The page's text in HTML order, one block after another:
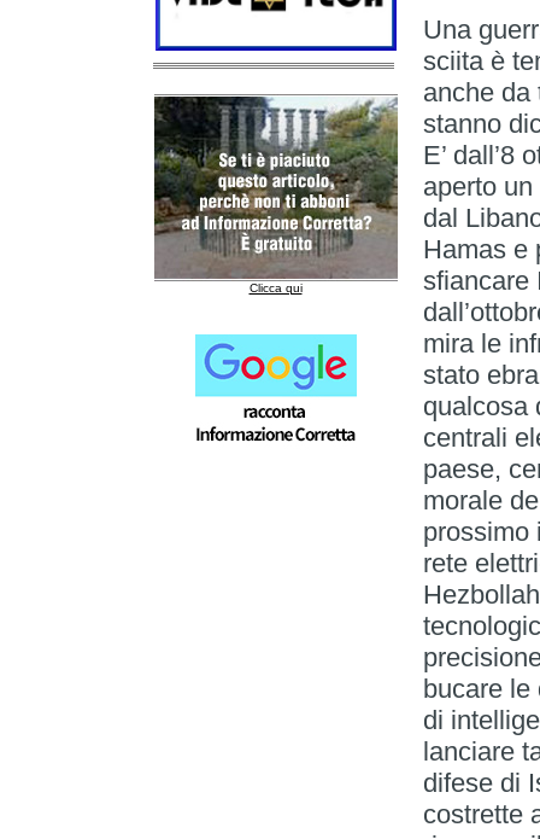
Clicca qui
Una
sciita è
anche da
stanno
E’ dall’8
aperto
dal
Hamas e
sfiancare
mira le
stato
qualcosa
centrali
paese,
morale
prossimo
rete
bucare le
di
lanciare
difese di
costrette